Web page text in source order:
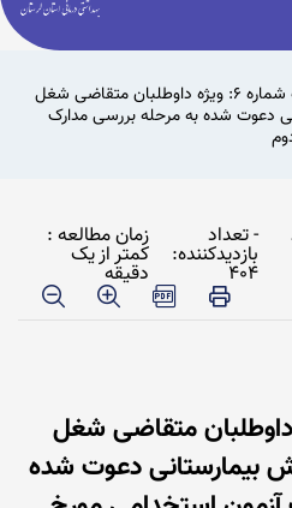
اطلاعیه شماره 6: ویژه داوطلبان متقاضی شغل
دعوت شده به مرحله بررسی مدارک
- تعداد
بازدیدکننده:
404
زمان مطالعه :
کمتر از یک
دقیقه
6: ویژه داوطلبان متقاضی شغل
بیمارستانی دعوت شده